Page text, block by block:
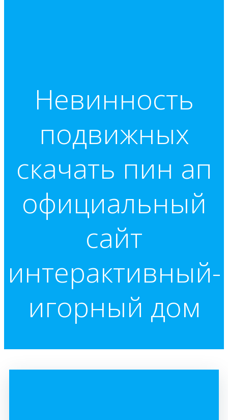
Невинность
подвижных
скачать пин ап
официальный
сайт
интерактивный-
игорный дом